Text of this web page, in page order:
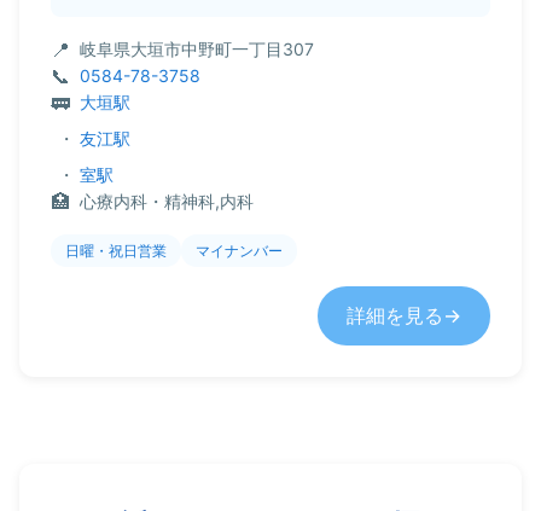
岐阜県大垣市中野町一丁目307
0584-78-3758
大垣駅
・ 友江駅
・ 室駅
心療内科・精神科,内科
日曜・祝日営業 マイナンバー
詳細を見る